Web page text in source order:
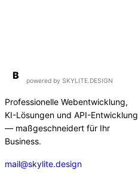
B powered by SKYLITE.DESIGN
Professionelle Webentwicklung,
KI-Lösungen und API-Entwicklung
— maßgeschneidert für Ihr
Business.
mail@skylite.design